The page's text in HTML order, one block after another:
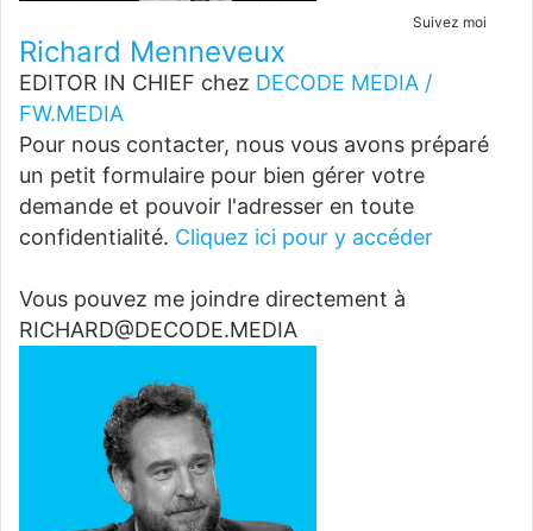
Suivez moi
Richard Menneveux
EDITOR IN CHIEF chez DECODE MEDIA /
FW.MEDIA
Pour nous contacter, nous vous avons préparé
un petit formulaire pour bien gérer votre
demande et pouvoir l'adresser en toute
confidentialité. Cliquez ici pour y accéder
Vous pouvez me joindre directement à
RICHARD@DECODE.MEDIA